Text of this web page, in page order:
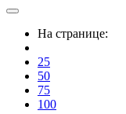
На странице:
25
50
75
100